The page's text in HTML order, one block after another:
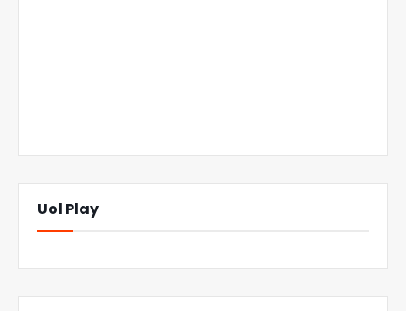
Uol Play